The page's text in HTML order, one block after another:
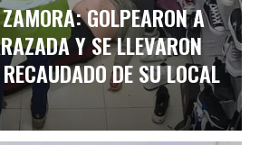
GOLPEARON A
Y SE LLEVARON
DE SU LOCAL